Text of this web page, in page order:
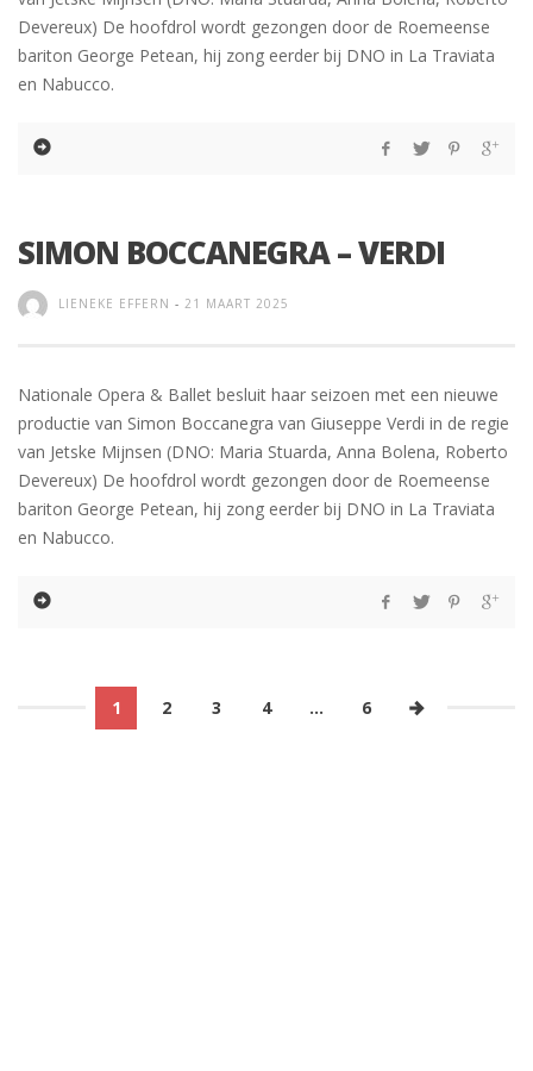
Devereux) De hoofdrol wordt gezongen door de Roemeense
bariton George Petean, hij zong eerder bij DNO in La Traviata
en Nabucco.
SIMON BOCCANEGRA – VERDI
LIENEKE EFFERN - 21 MAART 2025
Nationale Opera & Ballet besluit haar seizoen met een nieuwe
productie van Simon Boccanegra van Giuseppe Verdi in de regie
van Jetske Mijnsen (DNO: Maria Stuarda, Anna Bolena, Roberto
Devereux) De hoofdrol wordt gezongen door de Roemeense
bariton George Petean, hij zong eerder bij DNO in La Traviata
en Nabucco.
1 2 3 4 … 6